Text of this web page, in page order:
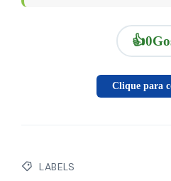
👍0
Clique para
LABELS